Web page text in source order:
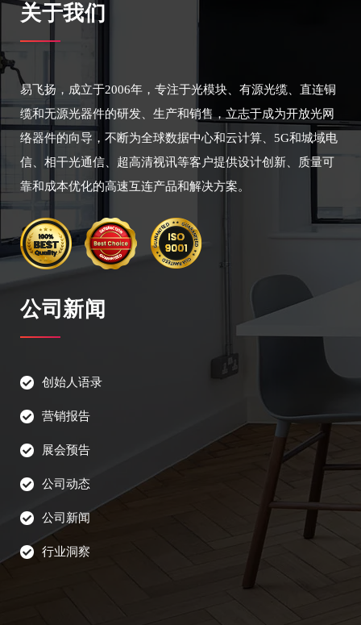
关于我们
易飞扬，成立于2006年，专注于光模块、有源光缆、直连铜
缆和无源光器件的研发、生产和销售，立志于成为开放光网
络器件的向导，不断为全球数据中心和云计算、5G和城域电
信、相干光通信、超高清视讯等客户提供设计创新、质量可
靠和成本优化的高速互连产品和解决方案。
公司新闻
创始人语录
营销报告
展会预告
公司动态
公司新闻
行业洞察